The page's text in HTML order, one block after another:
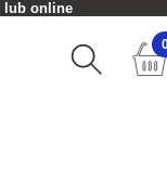
lub online